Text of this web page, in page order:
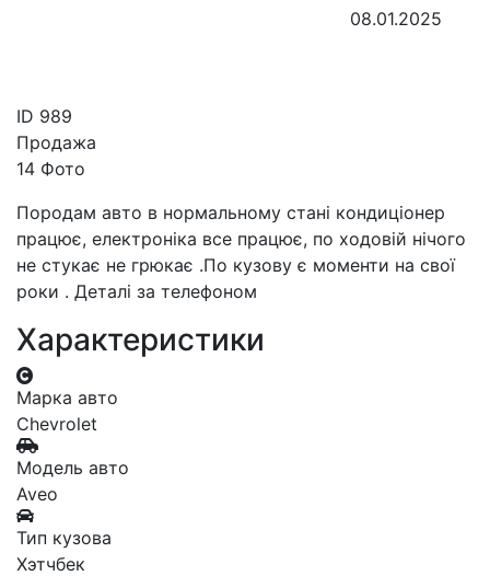
08.01.2025
ID 989
Продажа
14 Фото
Породам авто в нормальному стані кондиціонер
працює, електроніка все працює, по ходовій нічого
не стукає не грюкає .По кузову є моменти на свої
роки . Деталі за телефоном
Характеристики
Марка авто
Chevrolet
Модель авто
Aveo
Тип кузова
Хэтчбек